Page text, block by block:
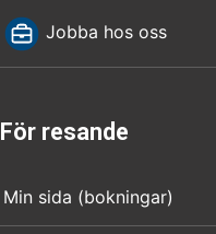
Jobba hos oss
För resande
Min sida (bokningar)